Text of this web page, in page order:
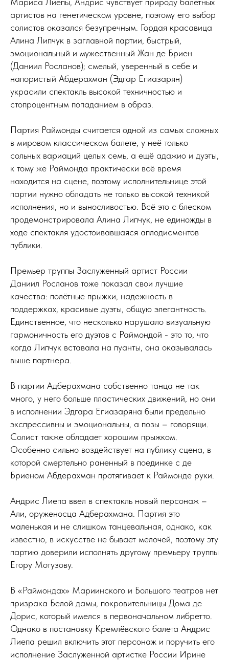
артистов на генетическом уровне, поэтому его выбор
солистов оказался безупречным. Гордая красавица
Алина Липчук в заглавной партии, быстрый,
эмоциональный и мужественный Жан де Бриен
(Даниил Росланов); смелый, уверенный в себе и
напористый Абдерахман (Эдгар Егиазарян)
украсили спектакль высокой техничностью и
стопроцентным попаданием в образ.
Партия Раймонды считается одной из самых сложных
в мировом классическом балете, у неё только
сольных вариаций целых семь, а ещё адажио и дуэты,
к тому же Раймонда практически всё время
находится на сцене, поэтому исполнительнице этой
партии нужно обладать не только высокой техникой
исполнения, но и выносливостью. Всё это с блеском
продемонстрировала Алина Липчук, не единожды в
ходе спектакля удостоивавшаяся аплодисментов
публики.
Премьер труппы Заслуженный артист России
Даниил Росланов тоже показал свои лучшие
качества: полётные прыжки, надежность в
поддержках, красивые дуэты, общую элегантность.
Единственное, что несколько нарушало визуальную
гармоничность его дуэтов с Раймондой - это то, что
когда Липчук вставала на пуанты, она оказывалась
выше партнера.
В партии Адберахмана собственно танца не так
много, у него больше пластических движений, но они
в исполнении Эдгара Егиазаряна были предельно
экспрессивны и эмоциональны, а позы – говорящи.
Солист также обладает хорошим прыжком.
Особенно сильно воздействует на публику сцена, в
которой смертельно раненный в поединке с де
Бриеном Абдерахман протягивает к Раймонде руки.
Андрис Лиепа ввел в спектакль новый персонаж –
Али, оруженосца Адберахмана. Партия это
маленькая и не слишком танцевальная, однако, как
известно, в искусстве не бывает мелочей, поэтому эту
партию доверили исполнять другому премьеру труппы
Егору Мотузову.
В «Раймондах» Мариинского и Большого театров нет
призрака Белой дамы, покровительницы Дома де
Дорис, который имелся в первоначальном либретто.
Однако в постановку Кремлёвского балета Андрис
Лиепа решил включить этот персонаж и поручить его
исполнение Заслуженной артистке России Ирине